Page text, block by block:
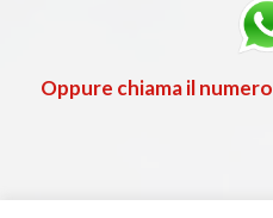
Oppure chiama il numero